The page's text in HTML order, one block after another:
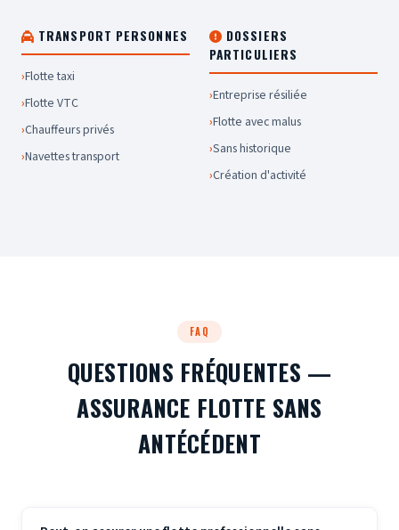
TRANSPORT PERSONNES
Flotte taxi
Flotte VTC
Chauffeurs privés
Navettes transport
DOSSIERS
PARTICULIERS
Entreprise résiliée
Flotte avec malus
Sans historique
Création d'activité
FAQ
QUESTIONS FRÉQUENTES —
ASSURANCE FLOTTE SANS
ANTÉCÉDENT